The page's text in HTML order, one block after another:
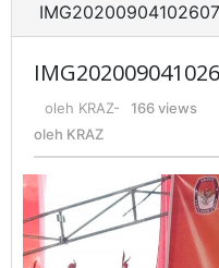
IMG20200904102607
oleh KRAZ-
166 views
oleh KRAZ